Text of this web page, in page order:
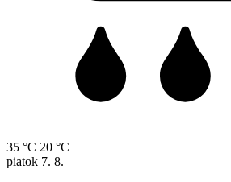
35 °C 20 °C
piatok 7. 8.